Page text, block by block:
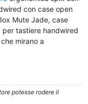
con case open
Mute Jade, case
per tastiere handwired
che mirano a
potesse rodere il